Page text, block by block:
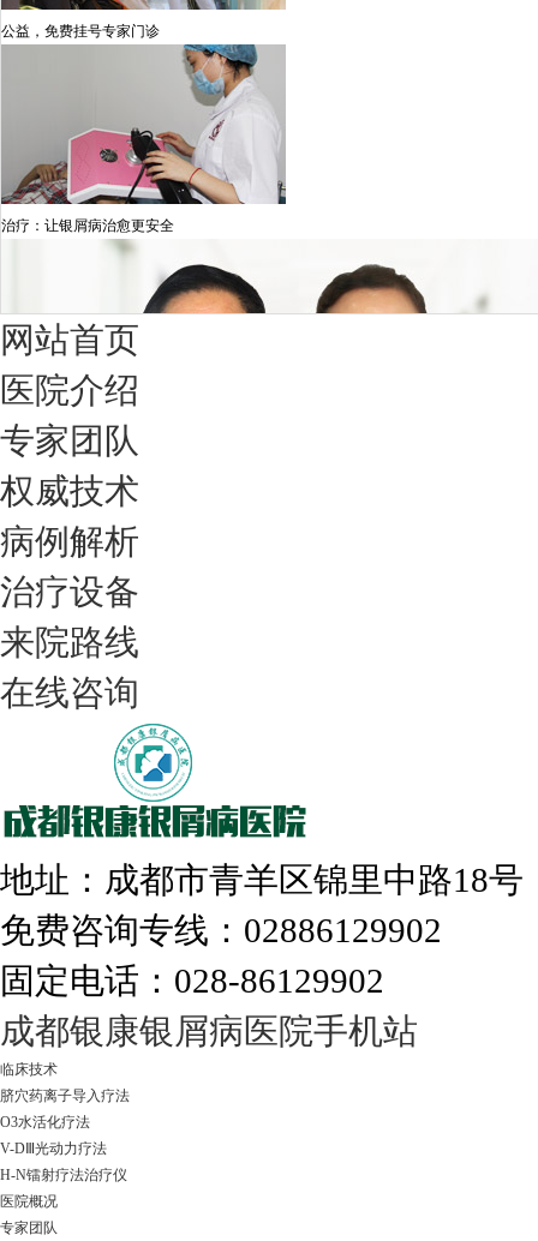
公益，免费挂号专家门诊
治疗：让银屑病治愈更安全
我们只治银屑病，我们在成都坐诊
308nm激光：银屑病治疗更高效
走进成都：满足您的治愈需求
网站首页
医院介绍
专家团队
权威技术
病例解析
治疗设备
来院路线
在线咨询
地址：成都市青羊区锦里中路18
免费咨询专线：02886129902
固定电话：028-86129902
成都银康银屑病医院手机站
临床技术
脐穴药离子导入疗法
O3水活化疗法
V-DⅢ光动力疗法
H-N镭射疗法治疗仪
医院概况
专家团队